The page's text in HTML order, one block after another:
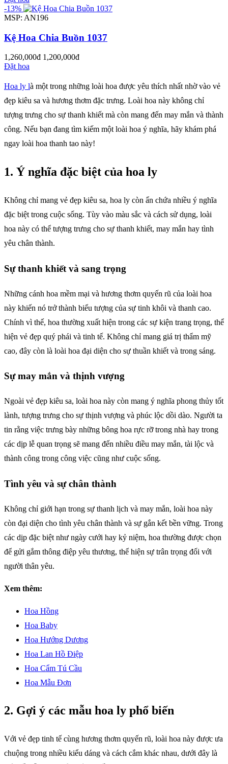
-13%
MSP: AN196
Kệ Hoa Chia Buồn 1037
1,260,000đ 1,200,000đ
Đặt hoa
Hoa ly là một trong những loài hoa được yêu thích nhất nhờ vào vẻ
đẹp kiêu sa và hương thơm đặc trưng. Loài hoa này không chỉ
tượng trưng cho sự thanh khiết mà còn mang đến may mắn và thành
công. Nếu bạn đang tìm kiếm một loài hoa ý nghĩa, hãy khám phá
ngay loài hoa thanh tao này!
1. Ý nghĩa đặc biệt của hoa ly
Không chỉ mang vẻ đẹp kiêu sa, hoa ly còn ẩn chứa nhiều ý nghĩa
đặc biệt trong cuộc sống. Tùy vào màu sắc và cách sử dụng, loài
hoa này có thể tượng trưng cho sự thanh khiết, may mắn hay tình
yêu chân thành.
Sự thanh khiết và sang trọng
Những cánh hoa mềm mại và hương thơm quyến rũ của loài hoa
này khiến nó trở thành biểu tượng của sự tinh khôi và thanh cao.
Chính vì thế, hoa thường xuất hiện trong các sự kiện trang trọng, thể
hiện vẻ đẹp quý phái và tinh tế. Không chỉ mang giá trị thẩm mỹ
cao, đây còn là loài hoa đại diện cho sự thuần khiết và trong sáng.
Sự may mắn và thịnh vượng
Ngoài vẻ đẹp kiêu sa, loài hoa này còn mang ý nghĩa phong thủy tốt
lành, tượng trưng cho sự thịnh vượng và phúc lộc dồi dào. Người ta
tin rằng việc trưng bày những bông hoa rực rỡ trong nhà hay trong
các dịp lễ quan trọng sẽ mang đến nhiều điều may mắn, tài lộc và
thành công trong công việc cũng như cuộc sống.
Tình yêu và sự chân thành
Không chỉ giới hạn trong sự thanh lịch và may mắn, loài hoa này
còn đại diện cho tình yêu chân thành và sự gắn kết bền vững. Trong
các dịp đặc biệt như ngày cưới hay kỷ niệm, hoa thường được chọn
để gửi gắm thông điệp yêu thương, thể hiện sự trân trọng đối với
người thân yêu.
Xem thêm:
Hoa Hồng
Hoa Baby
Hoa Hướng Dương
Hoa Lan Hồ Điệp
Hoa Cẩm Tú Cầu
Hoa Mẫu Đơn
2. Gợi ý các mẫu hoa ly phổ biến
Với vẻ đẹp tinh tế cùng hương thơm quyến rũ, loài hoa này được ưa
chuộng trong nhiều kiểu dáng và cách cắm khác nhau, dưới đây là